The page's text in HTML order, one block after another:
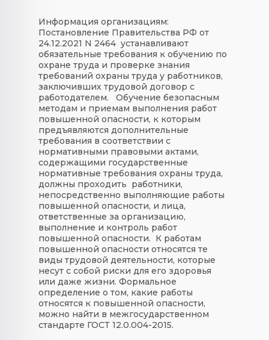
Информация организациям:
Постановление Правительства РФ от
24.12.2021 N 2464 устанавливают
обязательные требования к обучению по
охране труда и проверке знания
требований охраны труда у работников,
заключивших трудовой договор с
работодателем.
Обучение безопасным
методам и приемам выполнения работ
повышенной опасности, к которым
предъявляются дополнительные
требования в соответствии с
нормативными правовыми актами,
содержащими государственные
нормативные требования охраны труда,
должны проходить работники,
непосредственно выполняющие работы
повышенной опасности, и лица,
ответственные за организацию,
выполнение и контроль работ
повышенной опасности. К работам
повышенной опасности относятся те
виды трудовой деятельности, которые
несут с собой риски для его здоровья
или даже жизни. Формальное
определение о том, какие работы
относятся к повышенной опасности,
можно найти в межгосударственном
стандарте ГОСТ 12.0.004-2015.